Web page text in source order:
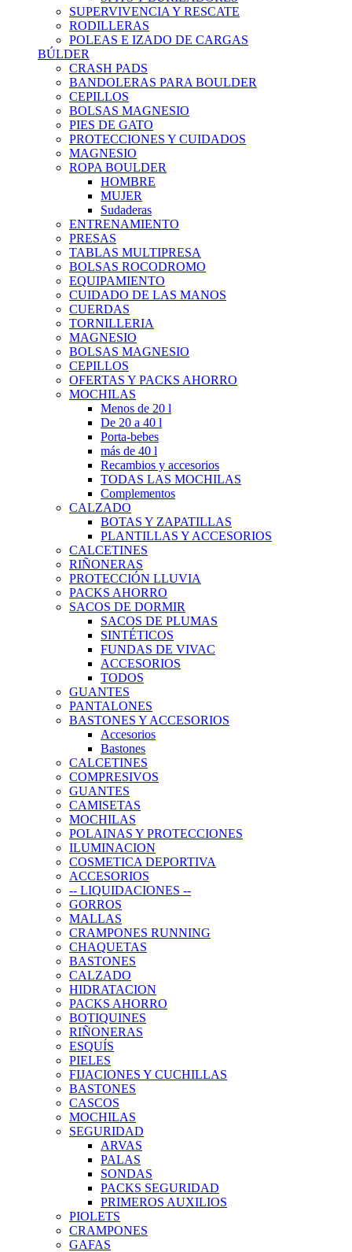
SUPERVIVENCIA Y RESCATE
RODILLERAS
POLEAS E IZADO DE CARGAS
BÚLDER
CRASH PADS
BANDOLERAS PARA BOULDER
CEPILLOS
BOLSAS MAGNESIO
PIES DE GATO
PROTECCIONES Y CUIDADOS
MAGNESIO
ROPA BOULDER
HOMBRE
MUJER
Sudaderas
ENTRENAMIENTO
PRESAS
TABLAS MULTIPRESA
BOLSAS ROCODROMO
EQUIPAMIENTO
CUIDADO DE LAS MANOS
CUERDAS
TORNILLERIA
MAGNESIO
BOLSAS MAGNESIO
CEPILLOS
OFERTAS Y PACKS AHORRO
MOCHILAS
Menos de 20 l
De 20 a 40 l
Porta-bebes
más de 40 l
Recambios y accesorios
TODAS LAS MOCHILAS
Complementos
CALZADO
BOTAS Y ZAPATILLAS
PLANTILLAS Y ACCESORIOS
CALCETINES
RIÑONERAS
PROTECCIÓN LLUVIA
PACKS AHORRO
SACOS DE DORMIR
SACOS DE PLUMAS
SINTÉTICOS
FUNDAS DE VIVAC
ACCESORIOS
TODOS
GUANTES
PANTALONES
BASTONES Y ACCESORIOS
Accesorios
Bastones
CALCETINES
COMPRESIVOS
GUANTES
CAMISETAS
MOCHILAS
POLAINAS Y PROTECCIONES
ILUMINACION
COSMETICA DEPORTIVA
ACCESORIOS
-- LIQUIDACIONES --
GORROS
MALLAS
CRAMPONES RUNNING
CHAQUETAS
BASTONES
CALZADO
HIDRATACION
PACKS AHORRO
BOTIQUINES
RIÑONERAS
ESQUÍS
PIELES
FIJACIONES Y CUCHILLAS
BASTONES
CASCOS
MOCHILAS
SEGURIDAD
ARVAS
PALAS
SONDAS
PACKS SEGURIDAD
PRIMEROS AUXILIOS
PIOLETS
CRAMPONES
GAFAS